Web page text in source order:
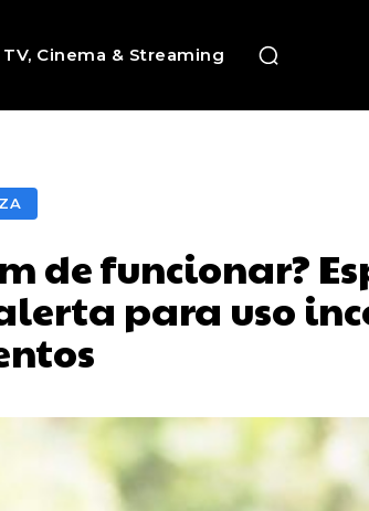
TV, Cinema & Streaming
de funcionar?
para uso